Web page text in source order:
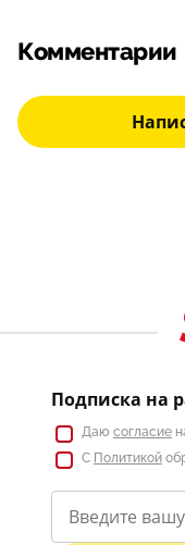
Комментарии
Подписка на
Даю согласие
С Политикой